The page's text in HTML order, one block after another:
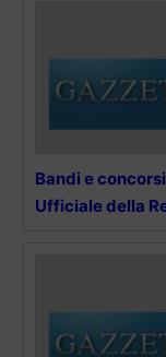
Bandi e
Ufficiale della